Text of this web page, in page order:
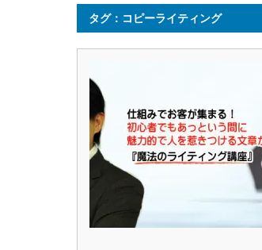
タグ：コピーライティング